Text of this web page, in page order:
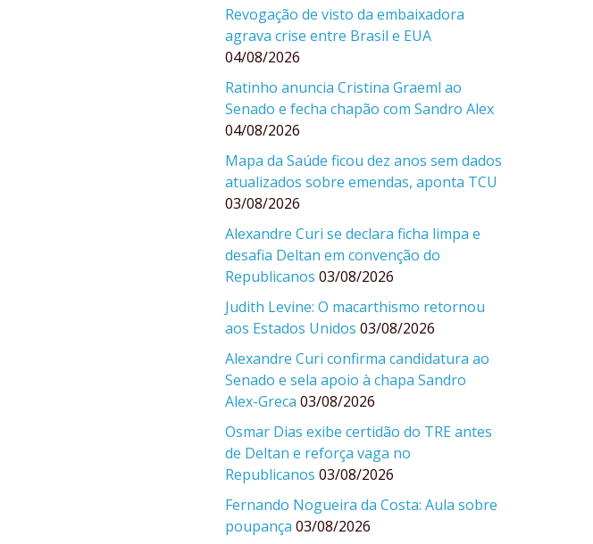
Revogação de visto da embaixadora
agrava crise entre Brasil e EUA
04/08/2026
Ratinho anuncia Cristina Graeml ao
Senado e fecha chapão com Sandro Alex
04/08/2026
Mapa da Saúde ficou dez anos sem dados
atualizados sobre emendas, aponta TCU
03/08/2026
Alexandre Curi se declara ficha limpa e
desafia Deltan em convenção do
Republicanos 03/08/2026
Judith Levine: O macarthismo retornou
aos Estados Unidos 03/08/2026
Alexandre Curi confirma candidatura ao
Senado e sela apoio à chapa Sandro
Alex-Greca 03/08/2026
Osmar Dias exibe certidão do TRE antes
de Deltan e reforça vaga no
Republicanos 03/08/2026
Fernando Nogueira da Costa: Aula sobre
poupança 03/08/2026